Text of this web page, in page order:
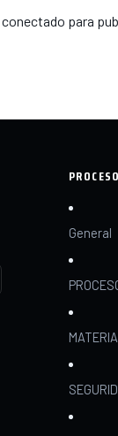
conectado para
General